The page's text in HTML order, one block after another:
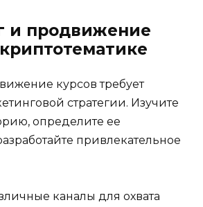
и продвижение
курсов требует
стратегии. Изучите
определите ее
привлекательное
каналы для охвата